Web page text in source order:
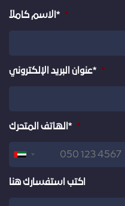
الاسم كاملاً* *
عنوان البريد الإلكتروني* *
الهاتف المتحرك* *
United
Emirates
اكتب استفسارك هنا